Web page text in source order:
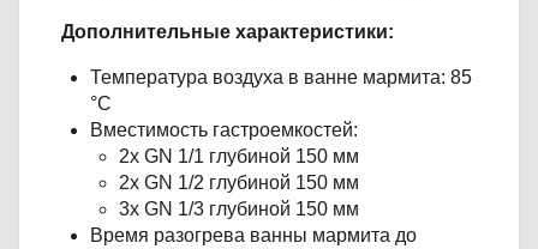
Дополнительные характеристики:
Температура воздуха в ванне мармита: 85
°С
Вместимость гастроемкостей:
2х GN 1/1 глубиной 150 мм
2х GN 1/2 глубиной 150 мм
3х GN 1/3 глубиной 150 мм
Время разогрева ванны мармита до